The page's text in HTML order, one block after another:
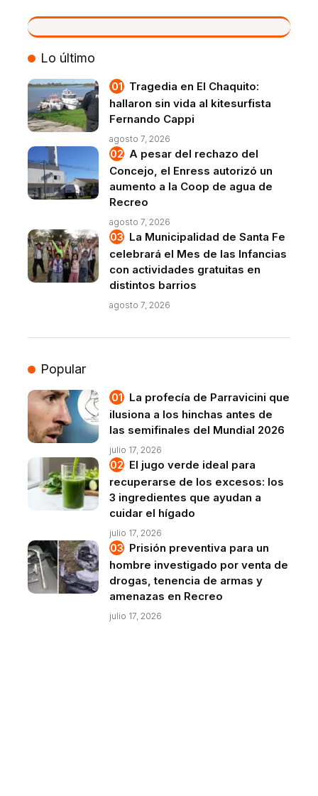
VIVO
Lo último
Tragedia en El Chaquito:
hallaron sin vida al kitesurfista
Fernando Cappi
agosto 7, 2026
A pesar del rechazo del
Concejo, el Enress autorizó un
aumento a la Coop de agua de
Recreo
agosto 7, 2026
La Municipalidad de Santa Fe
celebrará el Mes de las Infancias
con actividades gratuitas en
distintos barrios
agosto 7, 2026
Popular
La profecía de Parravicini que
ilusiona a los hinchas antes de
las semifinales del Mundial 2026
julio 17, 2026
El jugo verde ideal para
recuperarse de los excesos: los
3 ingredientes que ayudan a
cuidar el hígado
julio 17, 2026
Prisión preventiva para un
hombre investigado por venta de
drogas, tenencia de armas y
amenazas en Recreo
julio 17, 2026